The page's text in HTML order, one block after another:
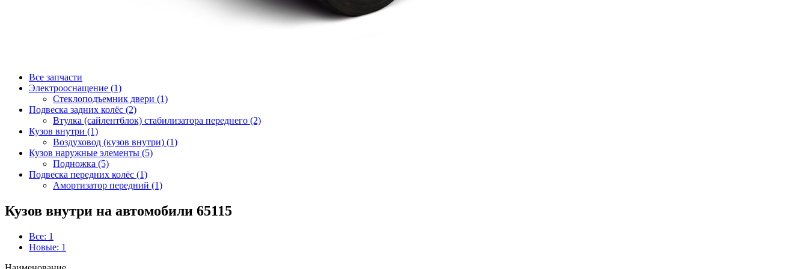
Все запчасти
Электрооснащение (1)
Стеклоподъемник двери (1)
Подвеска задних колёс (2)
Втулка (сайлентблок) стабилизатора переднего (2)
Кузов внутри (1)
Воздуховод (кузов внутри) (1)
Кузов наружные элементы (5)
Подножка (5)
Подвеска передних колёс (1)
Амортизатор передний (1)
Кузов внутри на автомобили 65115
Все: 1
Новые: 1